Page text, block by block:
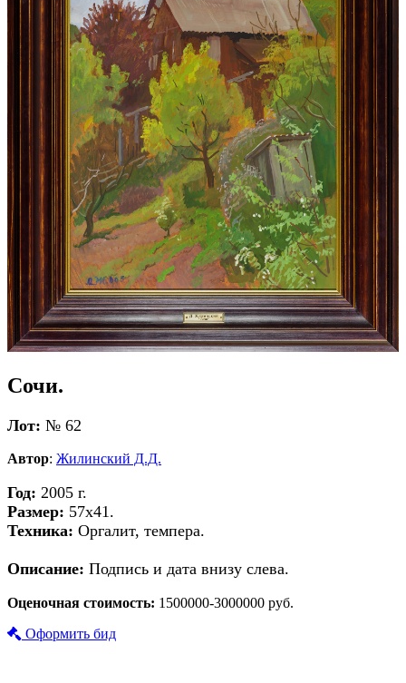
Сочи.
Лот: № 62
Автор: Жилинский Д.Д.
Год: 2005 г.
Размер: 57х41.
Техника: Оргалит, темпера.
Описание: Подпись и дата внизу слева.
Оценочная стоимость: 1500000-3000000 руб.
Оформить бид